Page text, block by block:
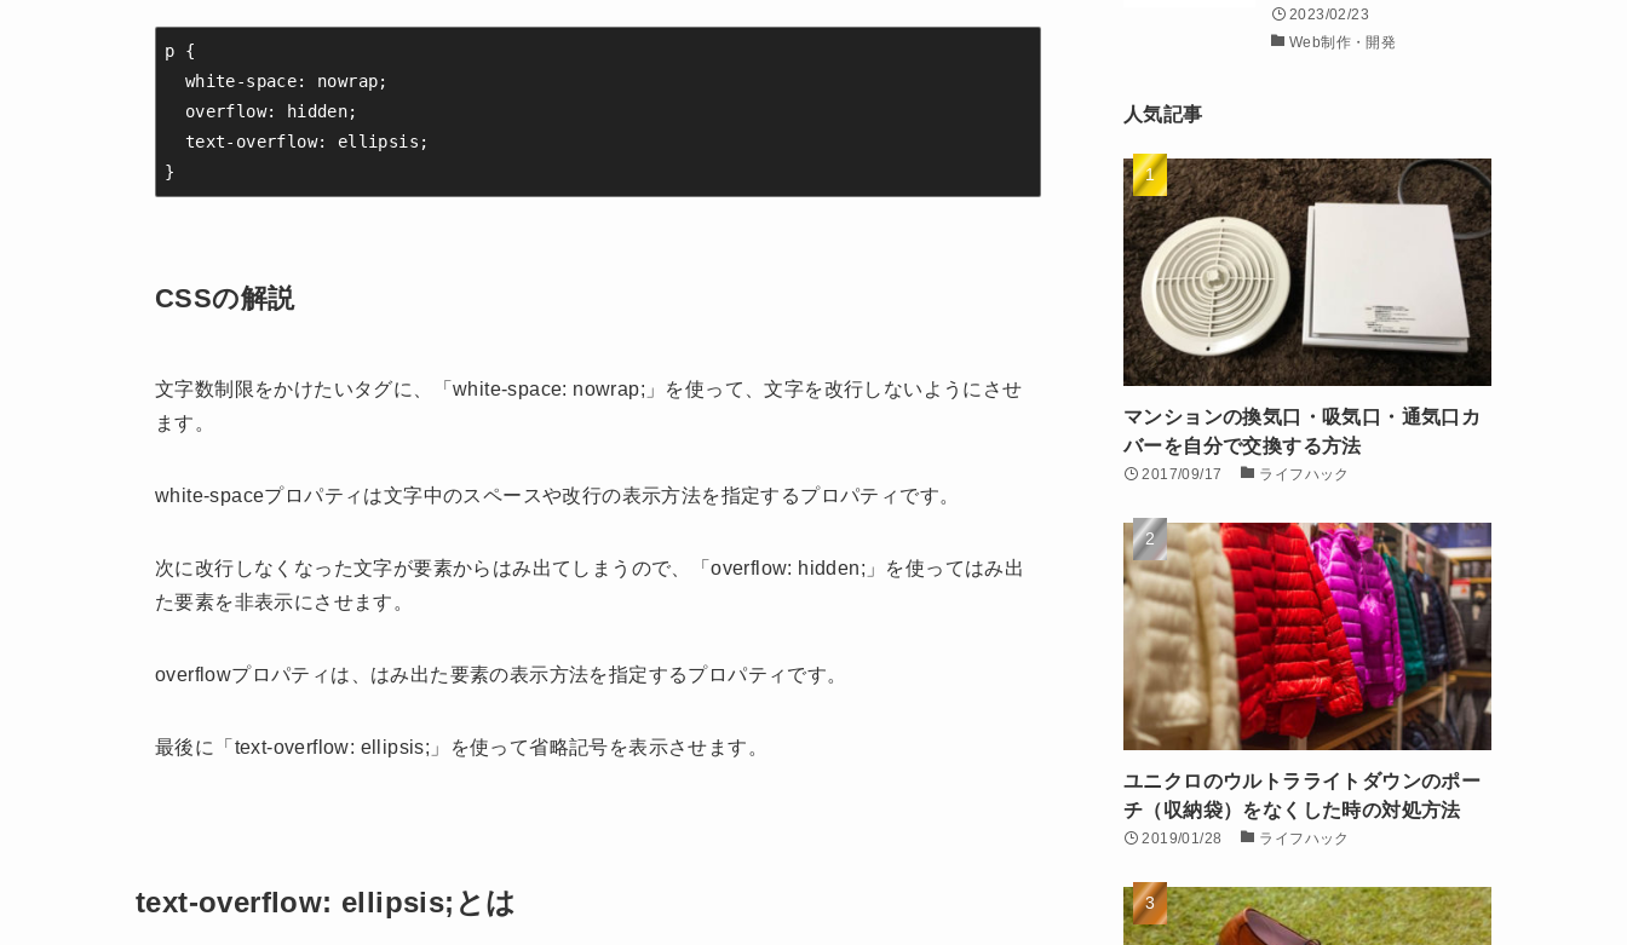
p {
}
CSSの解説
文字数制限をかけたいタグに、「white-space: nowrap;」を使って、文字を改行しないようにさせ
ます。
white-spaceプロパティは文字中のスペースや改行の表示方法を指定するプロパティです。
次に改行しなくなった文字が要素からはみ出てしまうので、「overflow: hidden;」を使ってはみ出
た要素を非表示にさせます。
overflowプロパティは、はみ出た要素の表示方法を指定するプロパティです。
最後に「text-overflow: ellipsis;」を使って省略記号を表示させます。
text-overflow: ellipsis;とは
2023/02/23
Web制作・開発
人気記事
マンションの換気口・吸気口・通気口カ
バーを自分で交換する方法
2017/09/17 ライフハック
ユニクロのウルトラライトダウンのポー
チ（収納袋）をなくした時の対処方法
2019/01/28 ライフハック